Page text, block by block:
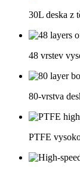
30L deska z
48 vrstev
80-vrstva
PTFE